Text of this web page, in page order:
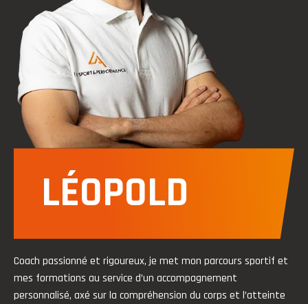
LÉOPOLD
Coach passionné et rigoureux, je met mon parcours sportif et
mes formations au service d’un accompagnement
personnalisé, axé sur la compréhension du corps et l’atteinte